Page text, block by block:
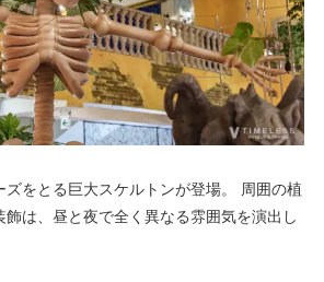
ズをとる巨大スケルトンが登場。 周囲の植
は、昼と夜で全く異なる雰囲気を演出し